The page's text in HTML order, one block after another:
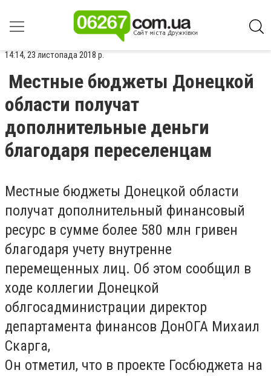
14:14, 23 листопада 2018 р.
Местные бюджеты Донецкой
области получат
дополнительные деньги
благодаря переселенцам
Местные бюджеты Донецкой области
получат дополнительный финансовый
ресурс в сумме более 580 млн гривен
благодаря учету внутренне
перемещенных лиц. Об этом сообщил в
ходе коллегии Донецкой
облгосадминистрации директор
департамента финансов ДонОГА Михаил
Скарга,
Он отметил, что в проекте Госбюджета на